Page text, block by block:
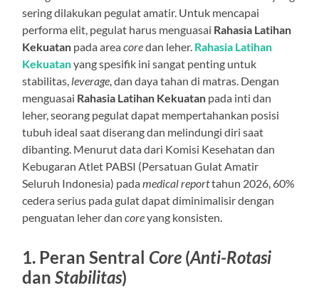
sering dilakukan pegulat amatir. Untuk mencapai
performa elit, pegulat harus menguasai Rahasia Latihan
Kekuatan pada areacoredan leher. Rahasia Latihan
Kekuatanyang spesifik ini sangat penting untuk
stabilitas, leverage , dan daya tahan di matras. Dengan
menguasai Rahasia Latihan Kekuatan pada inti dan
leher, seorang pegulat dapat mempertahankan posisi
tubuh ideal saat diserang dan melindungi diri saat
dibanting. Menurut data dari Komisi Kesehatan dan
Kebugaran Atlet PABSI (Persatuan Gulat Amatir
Seluruh Indonesia) padamedical reporttahun 2026, 60%
cedera serius pada gulat dapat diminimalisir dengan
penguatan leher dancoreyang konsisten.
1. Peran Sentral Core (Anti-Rotasi
danStabilitas)